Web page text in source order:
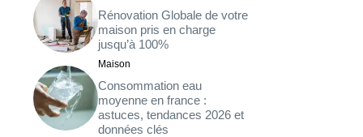
Rénovation Globale de votre
maison pris en charge
jusqu’à 100%
Maison
Consommation eau
moyenne en france :
astuces, tendances 2026 et
données clés